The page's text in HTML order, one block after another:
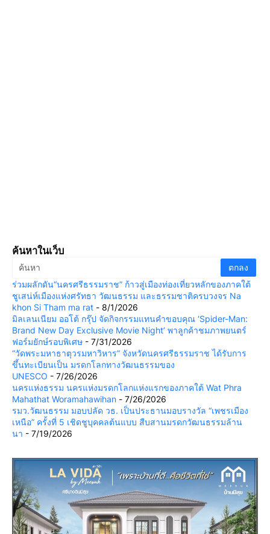
ค้นหาในเว็บ
ร่วมผลักดัน“นครศรีธรรมราช” ก้าวสู่เมืองท่องเที่ยวหลักของภาคใต้
ชูเสน่ห์เมืองแห่งศรัทธา วัฒนธรรม และธรรมชาติครบวงจร Na
khon Si Tham ma rat - 8/1/2026
มิลเลนเนียม ออโต้ กรุ๊ป จัดกิจกรรมแทนคำขอบคุณ ‘Spider-Man:
Brand New Day Exclusive Movie Night’ พาลูกค้าชมภาพยนตร์
ฟอร์มยักษ์รอบพิเศษ - 7/31/2026
“วัดพระมหาธาตุวรมหาวิหาร” จังหวัดนครศรีธรรมราช ได้รับการ
ขึ้นทะเบียนเป็น มรดกโลกทางวัฒนธรรมของ
UNESCO - 7/26/2026
นครแห่งธรรม นครแห่งมรดกโลกแห่งแรกของภาคใต้ Wat Phra
Mahathat Woramahawihan - 7/26/2026
รมว.วัฒนธรรม มอบปลัด วธ. เป็นประธานมอบรางวัล “เพชรเมือง
เหนือ” ครั้งที่ 5 เชิดชูบุคคลต้นแบบ สืบสานมรดกวัฒนธรรมล้าน
นา - 7/19/2026